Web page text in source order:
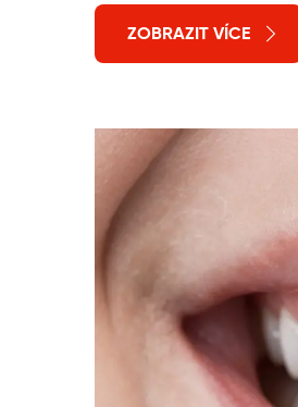
ZOBRAZIT VÍCE